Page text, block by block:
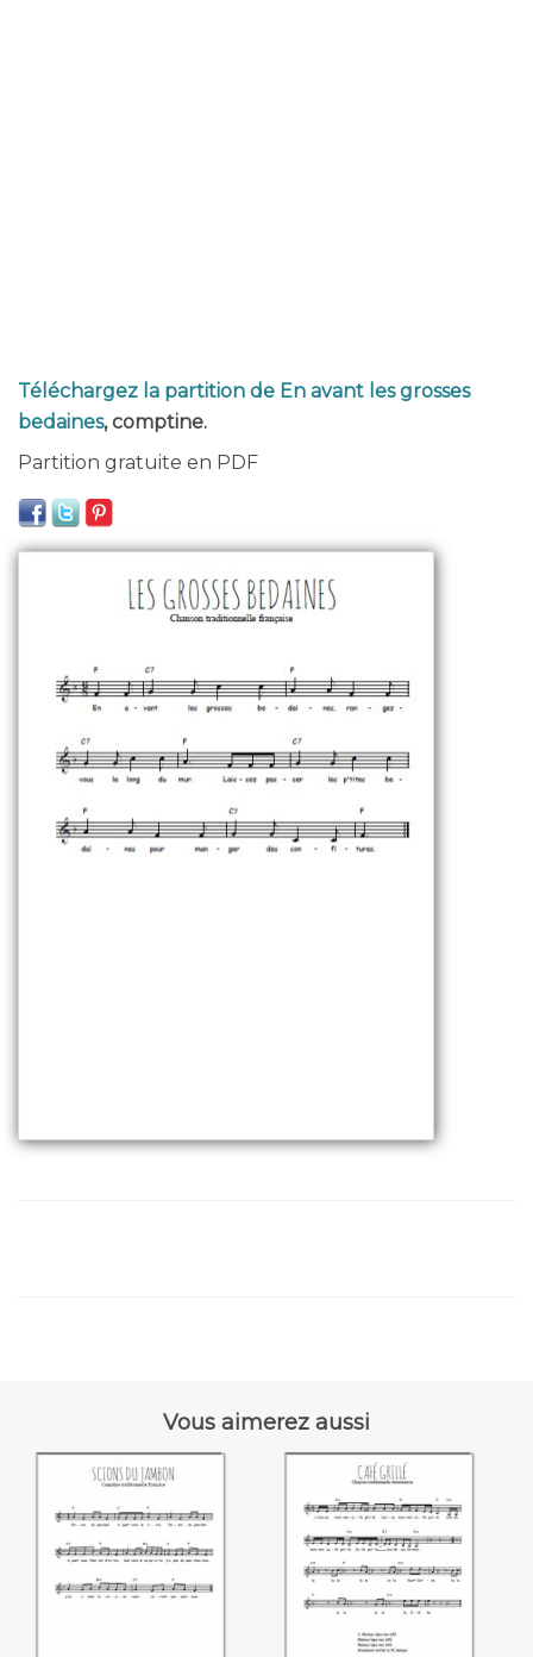
Téléchargez la partition de En avant les grosses
bedaines, comptine.
Partition gratuite en PDF
Vous aimerez aussi
Scions du jambon Café grillé